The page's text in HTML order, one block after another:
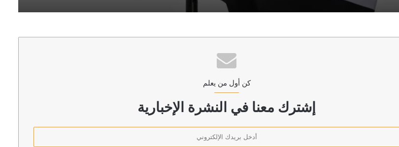
العراق: الحكومة ماضية في حصر السلاح بيد الدولة
كن أول من يعلم
إشترك معنا في النشرة الإخبارية